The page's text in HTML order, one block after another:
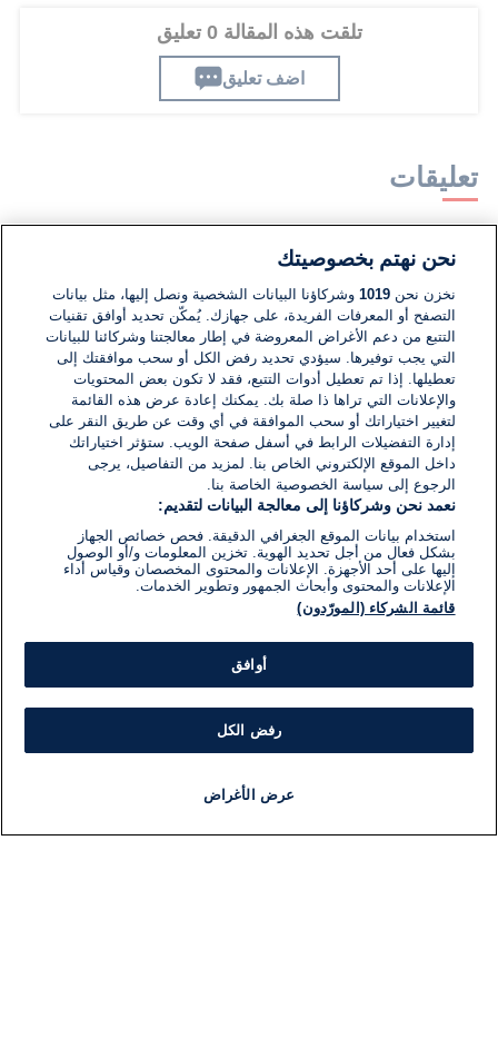
تلقت هذه المقالة 0 تعليق
اضف تعليق
تعليقات
لا توجد تعليقات مكتوبة حتى الآن. كن الأول!
اكتب تعليقًا جديدًا ...
نحن نهتم بخصوصيتك
نخزن نحن1019 وشركاؤنا البيانات الشخصية ونصل إليها، مثل بيانات
التصفح أو المعرفات الفريدة، على جهازك. يُمكّن تحديد أوافق تقنيات
التتبع من دعم الأغراض المعروضة في إطار معالجتنا وشركائنا للبيانات
التي يجب توفيرها. سيؤدي تحديد رفض الكل أو سحب موافقتك إلى
تعطيلها. إذا تم تعطيل أدوات التتبع، فقد لا تكون بعض المحتويات
والإعلانات التي تراها ذا صلة بك. يمكنك إعادة عرض هذه القائمة
لتغيير اختياراتك أو سحب الموافقة في أي وقت عن طريق النقر على
إدارة التفضيلات الرابط في أسفل صفحة الويب. ستؤثر اختياراتك
داخل الموقع الإلكتروني الخاص بنا. لمزيد من التفاصيل، يرجى
الرجوع إلى سياسة الخصوصية الخاصة بنا.
نعمد نحن وشركاؤنا إلى معالجة البيانات لتقديم:
استخدام بيانات الموقع الجغرافي الدقيقة. فحص خصائص الجهاز
بشكل فعال من أجل تحديد الهوية. تخزين المعلومات و/أو الوصول
إليها على أحد الأجهزة. الإعلانات والمحتوى المخصصان وقياس أداء
الإعلانات والمحتوى وأبحاث الجمهور وتطوير الخدمات.
قائمة الشركاء (المورّدون)
أوافق
رفض الكل
عرض الأغراض